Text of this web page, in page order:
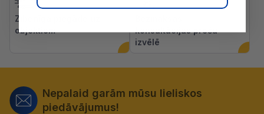
Zibenīga piegāde uz
objektiem
konsultācijas preču
izvēlē
Nepalaid garām mūsu lieliskos
piedāvājumus!